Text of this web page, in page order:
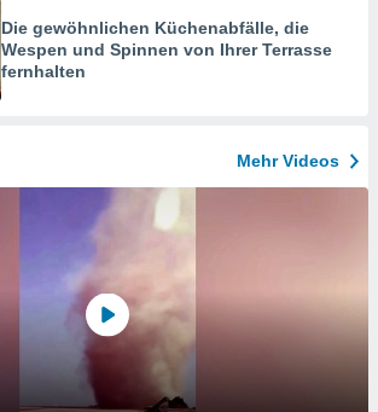
Die gewöhnlichen Küchenabfälle, die
Wespen und Spinnen von Ihrer Terrasse
fernhalten
Mehr Videos